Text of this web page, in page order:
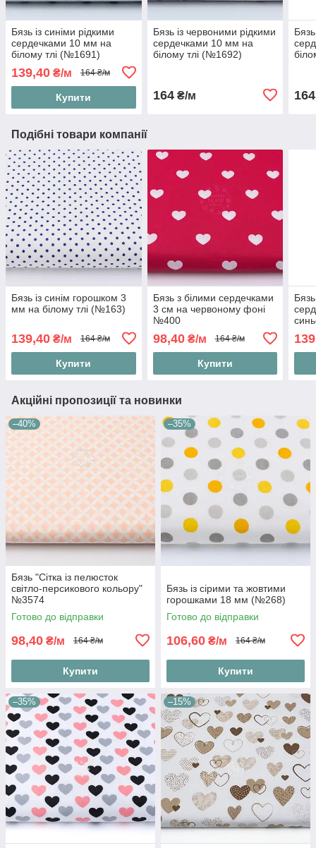
Бязь із синіми рідкими
сердечками 10 мм на
білому тлі (№1691)
139,40 ₴/м 164 ₴/м
Купити
Бязь із червоними рідкими
сердечками 10 мм на
білому тлі (№1692)
164₴/м 164
Подібні товари компанії
Бязь із синім горошком 3
мм на білому тлі (№163)
139,40 ₴/м 164 ₴/м
Купити
Бязь з білими сердечками
3 см на червоному фоні
№400
98,40₴/м 164 ₴/м
Купити
Акційні пропозиції та новинки
–40%
Бязь "Сітка із пелюсток
світло-персикового кольору"
№3574
Готово до відправки
98,40 ₴/м 164 ₴/м
Купити
–35%
Бязь із сірими та жовтими
горошками 18 мм (№268)
Готово до відправки
106,60 ₴/м 164 ₴/м
Купити
–35% –15%